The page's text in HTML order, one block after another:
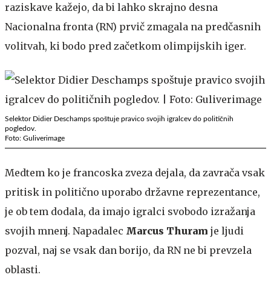
raziskave kažejo, da bi lahko skrajno desna
Nacionalna fronta (RN) prvič zmagala na predčasnih
volitvah, ki bodo pred začetkom olimpijskih iger.
Selektor Didier Deschamps spoštuje pravico svojih igralcev do političnih
pogledov.
Foto: Guliverimage
Medtem ko je francoska zveza dejala, da zavrača vsak
pritisk in politično uporabo državne reprezentance,
je ob tem dodala, da imajo igralci svobodo izražanja
svojih mnenj. Napadalec Marcus Thuram je ljudi
pozval, naj se vsak dan borijo, da RN ne bi prevzela
oblasti.